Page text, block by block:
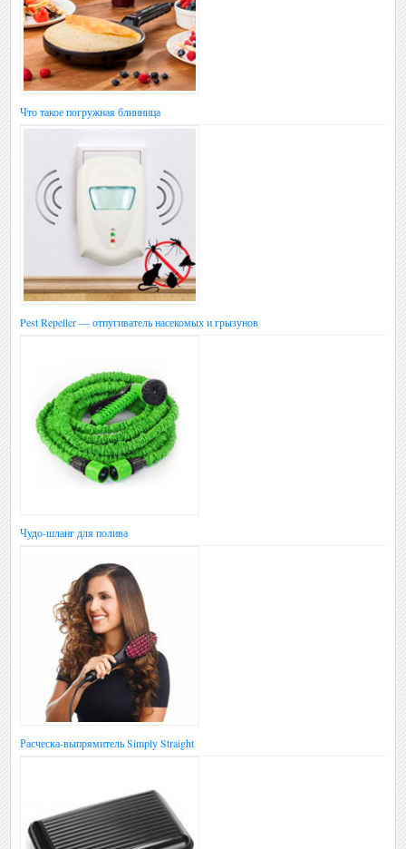
Что такое погружная блинница
Pest Repeller — отпугиватель насекомых и грызунов
Чудо-шланг для полива
Расческа-выпрямитель Simply Straight